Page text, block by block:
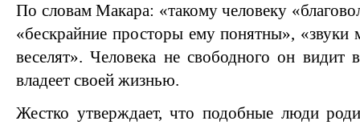
По словам Макара: «такому человеку
«бескрайние просторы ему понятны», «звуки
веселят». Человека не свободного он видит
владеет своей жизнью.
Жестко утверждает, что подобные люди